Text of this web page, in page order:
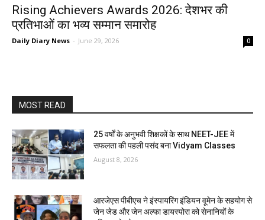
Rising Achievers Awards 2026: देशभर की
प्रतिभाओं का भव्य सम्मान समारोह
Daily Diary News - June 29, 2026 0
MOST READ
25 वर्षों के अनुभवी शिक्षकों के साथ NEET-JEE में
सफलता की पहली पसंद बना Vidyam Classes
August 8, 2026
आरजेएस पीबीएच ने इंस्पायरिंग इंडियन वूमेन के सहयोग से
जेन जेड और जेन अल्फा डायस्पोरा को सेनानियों के